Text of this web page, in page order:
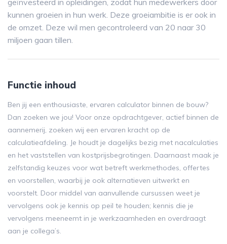
geïnvesteerd in opleidingen, zodat hun medewerkers door
kunnen groeien in hun werk. Deze groeiambitie is er ook in
de omzet. Deze wil men gecontroleerd van 20 naar 30
miljoen gaan tillen.
Functie inhoud
Ben jij een enthousiaste, ervaren calculator binnen de bouw?
Dan zoeken we jou! Voor onze opdrachtgever, actief binnen de
aannemerij, zoeken wij een ervaren kracht op de
calculatieafdeling. Je houdt je dagelijks bezig met nacalculaties
en het vaststellen van kostprijsbegrotingen. Daarnaast maak je
zelfstandig keuzes voor wat betreft werkmethodes, offertes
en voorstellen, waarbij je ook alternatieven uitwerkt en
voorstelt. Door middel van aanvullende cursussen weet je
vervolgens ook je kennis op peil te houden; kennis die je
vervolgens meeneemt in je werkzaamheden en overdraagt
aan je collega’s.